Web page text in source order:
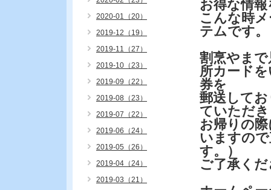
お得な情
こんな時
テムです。
割烹やま
所カード
券を
郵送して
ていただ
お帰りの
いますの
す。）
ご了承く
2020-01（20）
2019-12（19）
2019-11（27）
2019-10（23）
2019-09（22）
2019-08（23）
2019-07（22）
2019-06（24）
2019-05（26）
2019-04（24）
2019-03（21）